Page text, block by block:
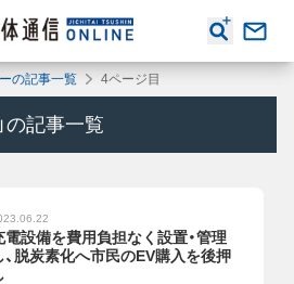
の記事一覧 4ページ目
」の記事一覧
電設備を費用負担なく設置・管理
、脱炭素化へ市民のEV購入を後押